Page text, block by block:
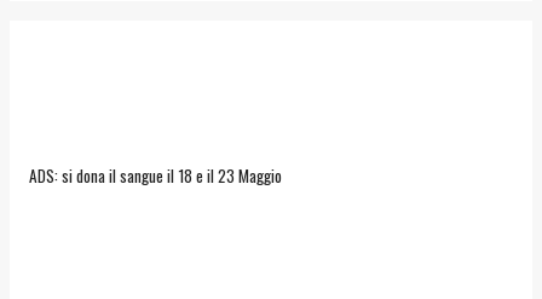
ADS: si dona il sangue il 18 e il 23 Maggio